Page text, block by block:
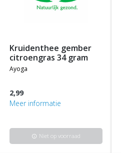
kruidenthee gember
citroengras 34 gram
ayoga
2,99
Meer informatie
info Niet op voorraad